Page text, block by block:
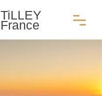
TiLLEY
France